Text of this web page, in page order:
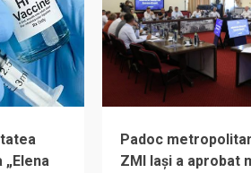
Padoc
ZMI Iași a aprobat